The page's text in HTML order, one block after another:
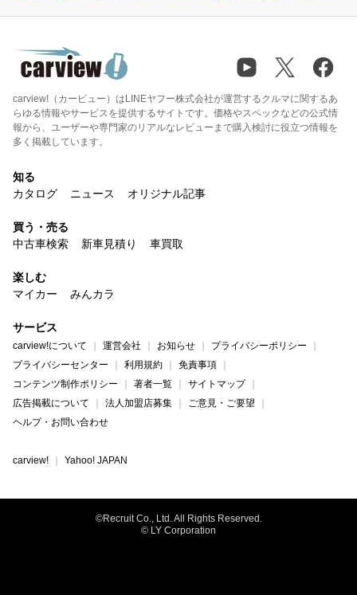
carview!（カービュー）はLINEヤフー株式会社が運営するクルマに関するあ
らゆる情報やサービスを提供するサイトです。価格やスペックなどの公式情
報から、ユーザーや専門家のリアルなレビューまで購入検討に役立つ情報を
多く掲載しています。
知る
カタログ
ニュース オリジナル記事
買う・売る
中古車検索
新車見積り 車買取
楽しむ
マイカー
みんカラ
サービス
carview!について 運営会社 お知らせ
プライバシーポリシー
プライバシーセンター
利用規約
免責事項
コンテンツ制作ポリシー
著者一覧
サイトマップ
広告掲載について
法人加盟店募集
ご意見・ご要望
ヘルプ・お問い合わせ
carview! Yahoo! JAPAN
©Recruit Co., Ltd. All Rights Reserved.
© LY Corporation